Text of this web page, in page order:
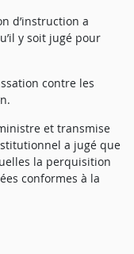
d’instruction a
y soit jugé pour
contre les
et transmise
a jugé que
la perquisition
conformes à la